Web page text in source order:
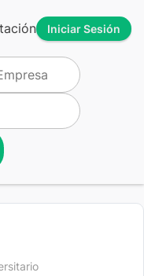
Iniciar Sesión